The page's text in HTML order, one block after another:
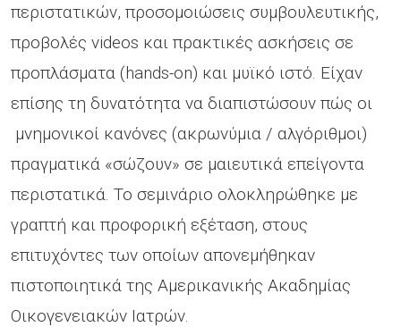
περιστατικών, προσομοιώσεις συμβουλευτικής,
προβολές videos και πρακτικές ασκήσεις σε
προπλάσματα (hands-on) και μυϊκό ιστό. Είχαν
επίσης τη δυνατότητα να διαπιστώσουν πώς οι
μνημονικοί κανόνες (ακρωνύμια / αλγόριθμοι)
πραγματικά «σώζουν» σε μαιευτικά επείγοντα
περιστατικά. Το σεμινάριο ολοκληρώθηκε με
γραπτή και προφορική εξέταση, στους
επιτυχόντες των οποίων απονεμήθηκαν
πιστοποιητικά της Αμερικανικής Ακαδημίας
Οικογενειακών Ιατρών.